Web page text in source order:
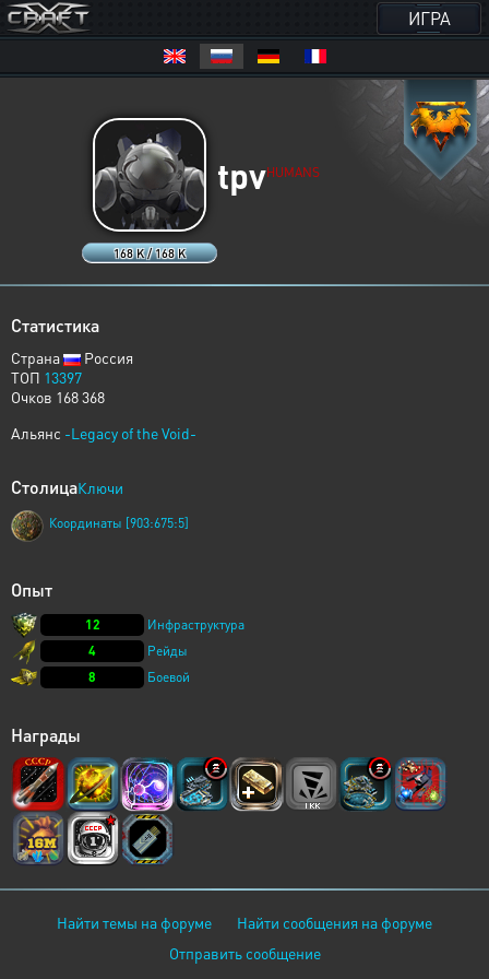
ИГРА
168 K / 168 K
tpvHUMANS
Статистика
Страна
Россия
ТОП 13397
Очков 168 368
Альянс -Legacy of the Void-
СтолицаКлючи
Координаты [903:675:5]
Опыт
12
Инфраструктура
4
Рейды
8
Боевой
Награды
Найти темы на форуме
Найти сообщения на форуме
Отправить сообщение